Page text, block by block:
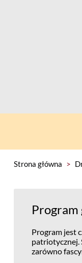
Strona główna >
Program
Program jest
patriotycznej.
zarówno